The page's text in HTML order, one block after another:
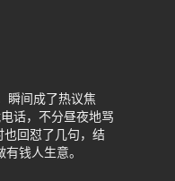
瞬间成了热议焦
话，不分昼夜地骂
也回怼了几句，结
钱人生意。